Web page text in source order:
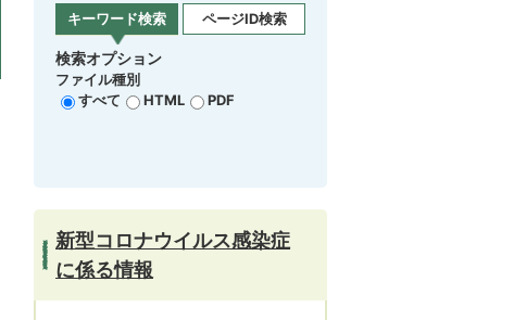
キーワード検索 ページID検索
検索オプション
ファイル種別
すべて
HTML PDF
新型コロナウイルス感染症
に係る情報